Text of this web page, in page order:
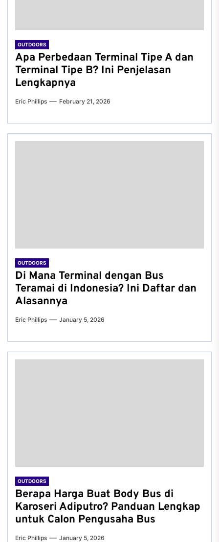
OUTDOORS
Apa Perbedaan Terminal Tipe A dan
Terminal Tipe B? Ini Penjelasan
Lengkapnya
Eric Phillips February 21, 2026
OUTDOORS
Di Mana Terminal dengan Bus
Teramai di Indonesia? Ini Daftar dan
Alasannya
Eric Phillips January 5, 2026
OUTDOORS
Berapa Harga Buat Body Bus di
Karoseri Adiputro? Panduan Lengkap
untuk Calon Pengusaha Bus
Eric Phillips January 5, 2026